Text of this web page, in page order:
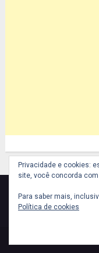
Privacidade e cookies:
site, você concorda
Para saber mais,
Política de cookies